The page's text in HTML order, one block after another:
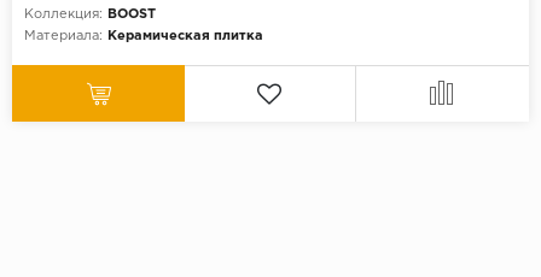
Коллекция:
BOOST
Материала:
Керамическая плитка